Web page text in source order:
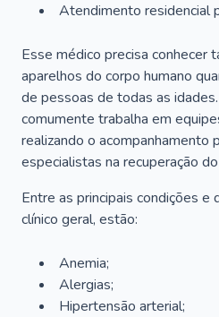
Atendimento residencial
Esse médico precisa conhecer
aparelhos do corpo humano
de pessoas de todas as
comumente trabalha em
realizando o acompanhamento
especialistas na recuperação
Entre as principais condições e
clínico geral, estão:
Anemia;
Alergias;
Hipertensão arterial;